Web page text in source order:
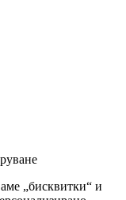
„бисквитки“ и